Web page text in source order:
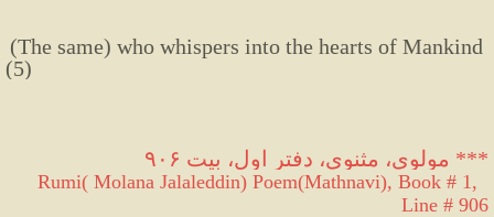
(The same) who whispers into the hearts of Mankind
(5)
*** مولوی، مثنوی، دفتر اول، بیت ۹۰۶
Rumi( Molana Jalaleddin) Poem(Mathnavi), Book # 1,
Line # 906